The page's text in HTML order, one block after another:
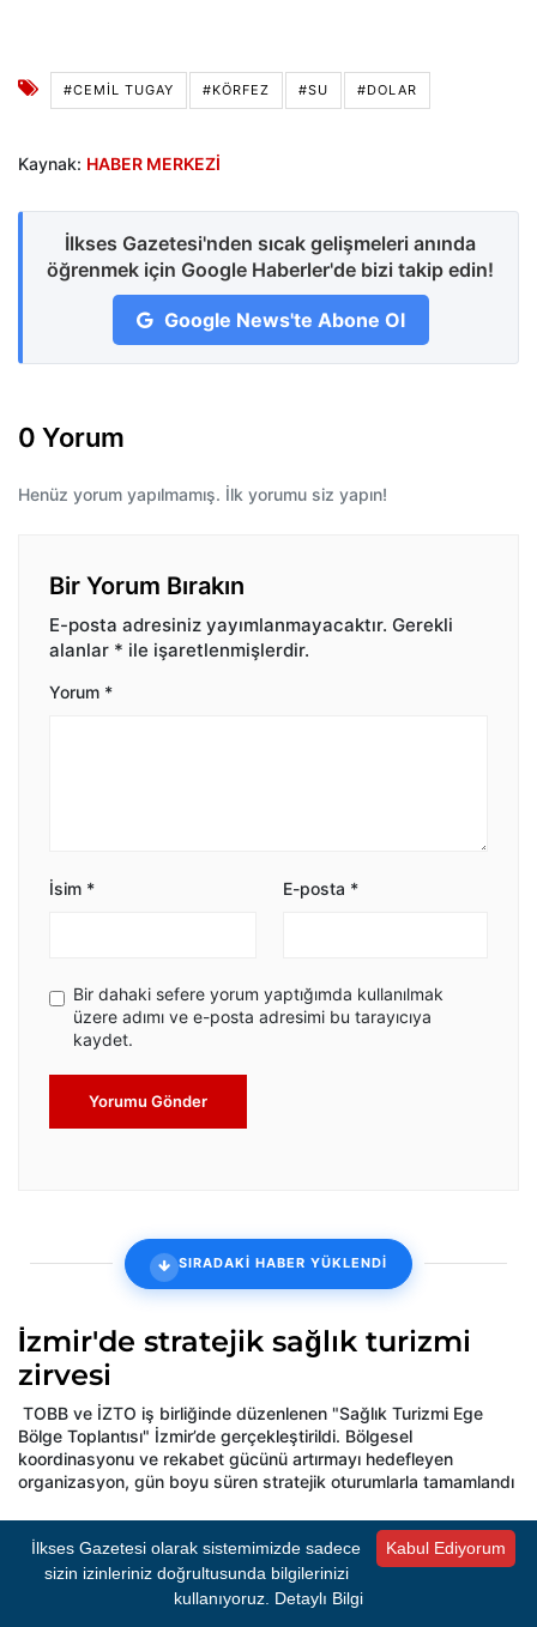
#CEMIL TUGAY #KÖRFEZ #SU #DOLAR
Kaynak: HABER MERKEZİ
İlkses Gazetesi'nden sıcak gelişmeleri anında
öğrenmek için Google Haberler'de bizi takip edin!
Google News'te Abone Ol
0 Yorum
Henüz yorum yapılmamış. İlk yorumu siz yapın!
Bir Yorum Bırakın
E-posta adresiniz yayımlanmayacaktır. Gerekli
alanlar * ile işaretlenmişlerdir.
Yorum *
İsim * E-posta *
Bir dahaki sefere yorum yaptığımda kullanılmak
üzere adımı ve e-posta adresimi bu tarayıcıya
kaydet.
Yorumu Gönder
SIRADAKİ HABER YÜKLENDİ
İzmir'de stratejik sağlık turizmi
zirvesi
TOBB ve İZTO iş birliğinde düzenlenen "Sağlık Turizmi Ege
Bölge Toplantısı" İzmir’de gerçekleştirildi. Bölgesel
koordinasyonu ve rekabet gücünü artırmayı hedefleyen
organizasyon, gün boyu süren stratejik oturumlarla tamamlandı
HABER MERKEZİ
Kabul Ediyorum
İlkses Gazetesi olarak sistemimizde sadece
sizin izinleriniz doğrultusunda bilgilerinizi
kullanıyoruz. Detaylı Bilgi